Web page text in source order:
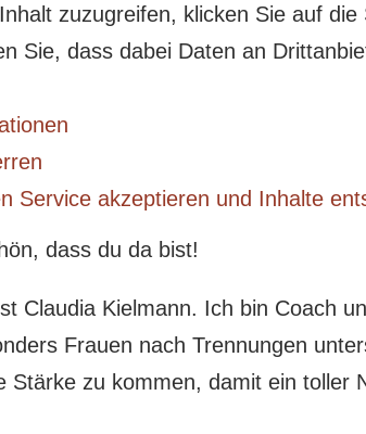
zuzugreifen, klicken Sie auf die
Sie, dass dabei Daten an
Service akzeptieren und Inhalte
dass du da bist!
Claudia Kielmann. Ich bin Coach
Frauen nach Trennungen
Stärke zu kommen, damit ein toller